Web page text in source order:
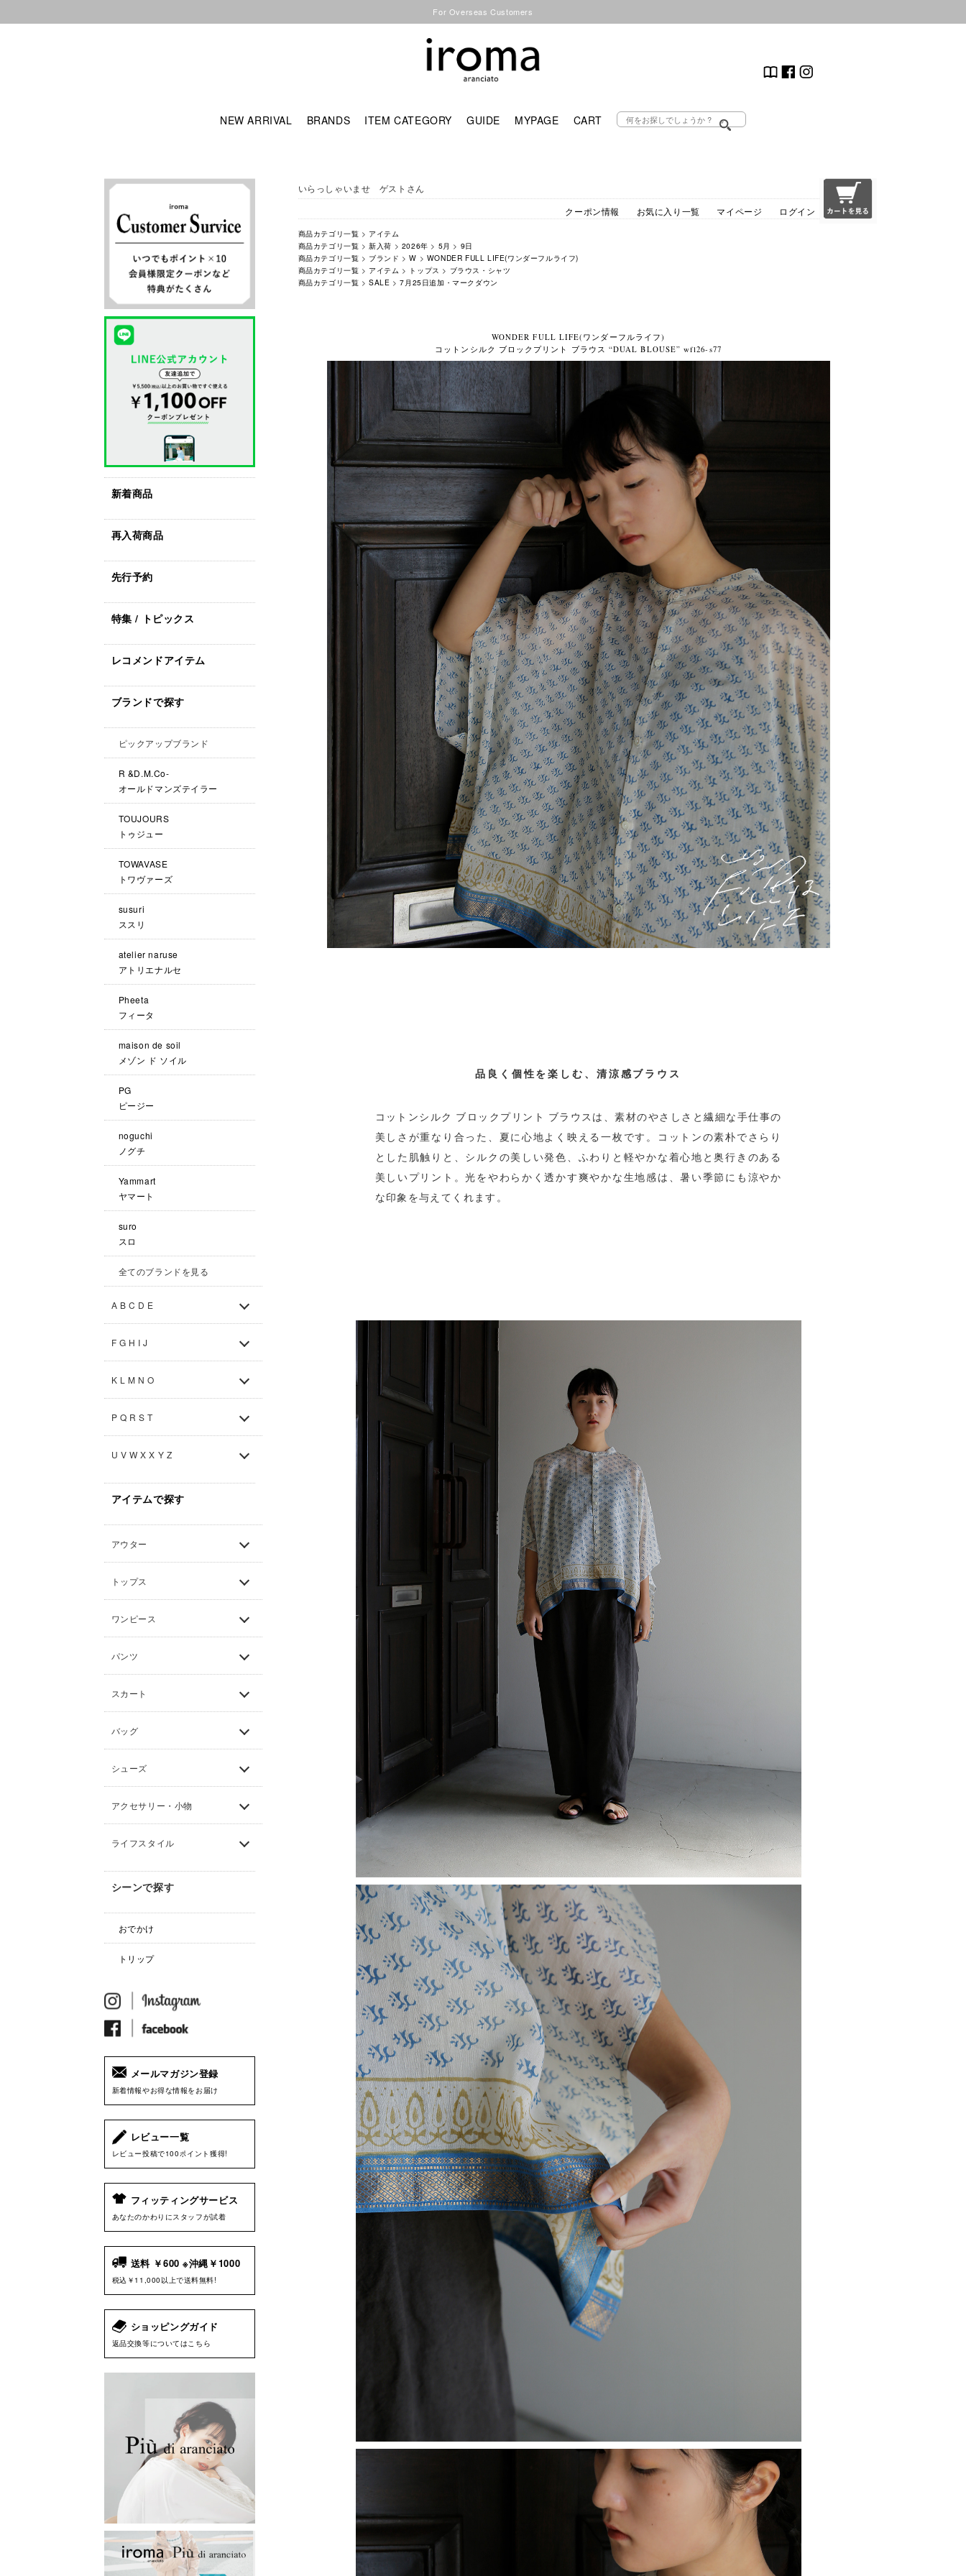
For Overseas Customers
NEW ARRIVAL BRANDS ITEM CATEGORY GUIDE MYPAGE CART
新着商品
再入荷商品
先行予約
特集 / トピックス
レコメンドアイテム
ブランドで探す
ピックアップブランド
R &D.M.Co-
オールドマンズテイラー
TOUJOURS
トゥジュー
TOWAVASE
トワヴァーズ
susuri
ススリ
atelier naruse
アトリエナルセ
Pheeta
フィータ
maison de soil
メゾン ド ソイル
PG
ピージー
noguchi
ノグチ
Yammart
ヤマート
suro
スロ
全てのブランドを見る
A B C D E
F G H I J
K L M N O
P Q R S T
U V W X X Y Z
アイテムで探す
アウター
トップス
ワンピース
パンツ
スカート
バッグ
シューズ
アクセサリー・小物
ライフスタイル
シーンで探す
おでかけ
トリップ
メールマガジン登録
新着情報やお得な情報をお届け
レビュー一覧
レビュー投稿で100ポイント獲得!
フィッティングサービス
あなたのかわりにスタッフが試着
送料 ￥600 ※沖縄￥1000
税込￥11,000以上で送料無料!
ショッピングガイド
返品交換等についてはこちら
いらっしゃいませ ゲストさん
クーポン情報
お気に入り一覧 マイページ ログイン
商品カテゴリ一覧 > アイテム
商品カテゴリ一覧 >新入荷 > 2026年 > 5月 > 9日
商品カテゴリ一覧 > ブランド >W > WONDER FULL LIFE(ワンダーフルライフ)
商品カテゴリ一覧 > アイテム > トップス > ブラウス・シャツ
商品カテゴリ一覧 >SALE >7月25日追加・マークダウン
WONDER FULL LIFE(ワンダーフルライフ)
コットンシルク ブロックプリント ブラウス “DUAL BLOUSE” wfl26-s77
品良く個性を楽しむ、清涼感ブラウス
コットンシルク ブロックプリント ブラウスは、素材のやさしさと繊細な手仕事の
美しさが重なり合った、夏に心地よく映える一枚です。コットンの素朴でさらり
とした肌触りと、シルクの美しい発色、ふわりと軽やかな着心地と奥行きのある
美しいプリント。光をやわらかく透かす爽やかな生地感は、暑い季節にも涼やか
な印象を与えてくれます。